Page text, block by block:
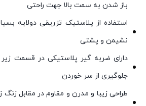
باز شدن به سمت بالا جهت راحتی
استفاده از پلاستیک تزریقی دولایه
نشیمن و پشتی
دارای ضربه گیر پلاستیکی در قسمت
جلوگیری از سر خوردن
طراحی زیبا و مدرن و مقاوم در مقابل زنگ